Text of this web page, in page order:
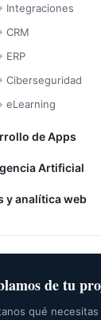
Integraciones
CRM
ERP
Ciberseguridad
eLearning
de Apps
Artificial
y analítica web
de tu
qué